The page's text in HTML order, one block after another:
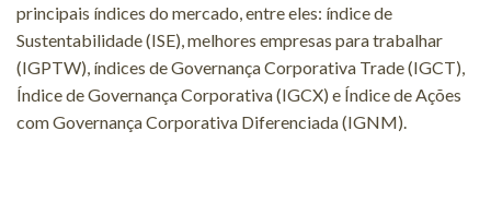
principais índices do mercado, entre eles: índice de
Sustentabilidade (ISE), melhores empresas para trabalhar
(IGPTW), índices de Governança Corporativa Trade (IGCT),
Índice de Governança Corporativa (IGCX) e Índice de Ações
com Governança Corporativa Diferenciada (IGNM).